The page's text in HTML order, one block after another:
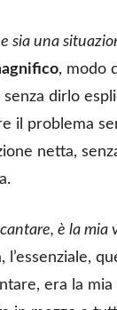
sia una
, modo
senza dirlo
il problema
netta,
è la mia
era la mia